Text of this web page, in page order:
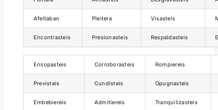
Afeitaban Pleitera Visasteis
Encontrasteis Presionasteis Respaldasteis
Ensopasteis Corroborasteis Rompiereis
Previsteis Cundisteis Opugnasteis
Embebiereis Admitiereis Tranquilizasteis